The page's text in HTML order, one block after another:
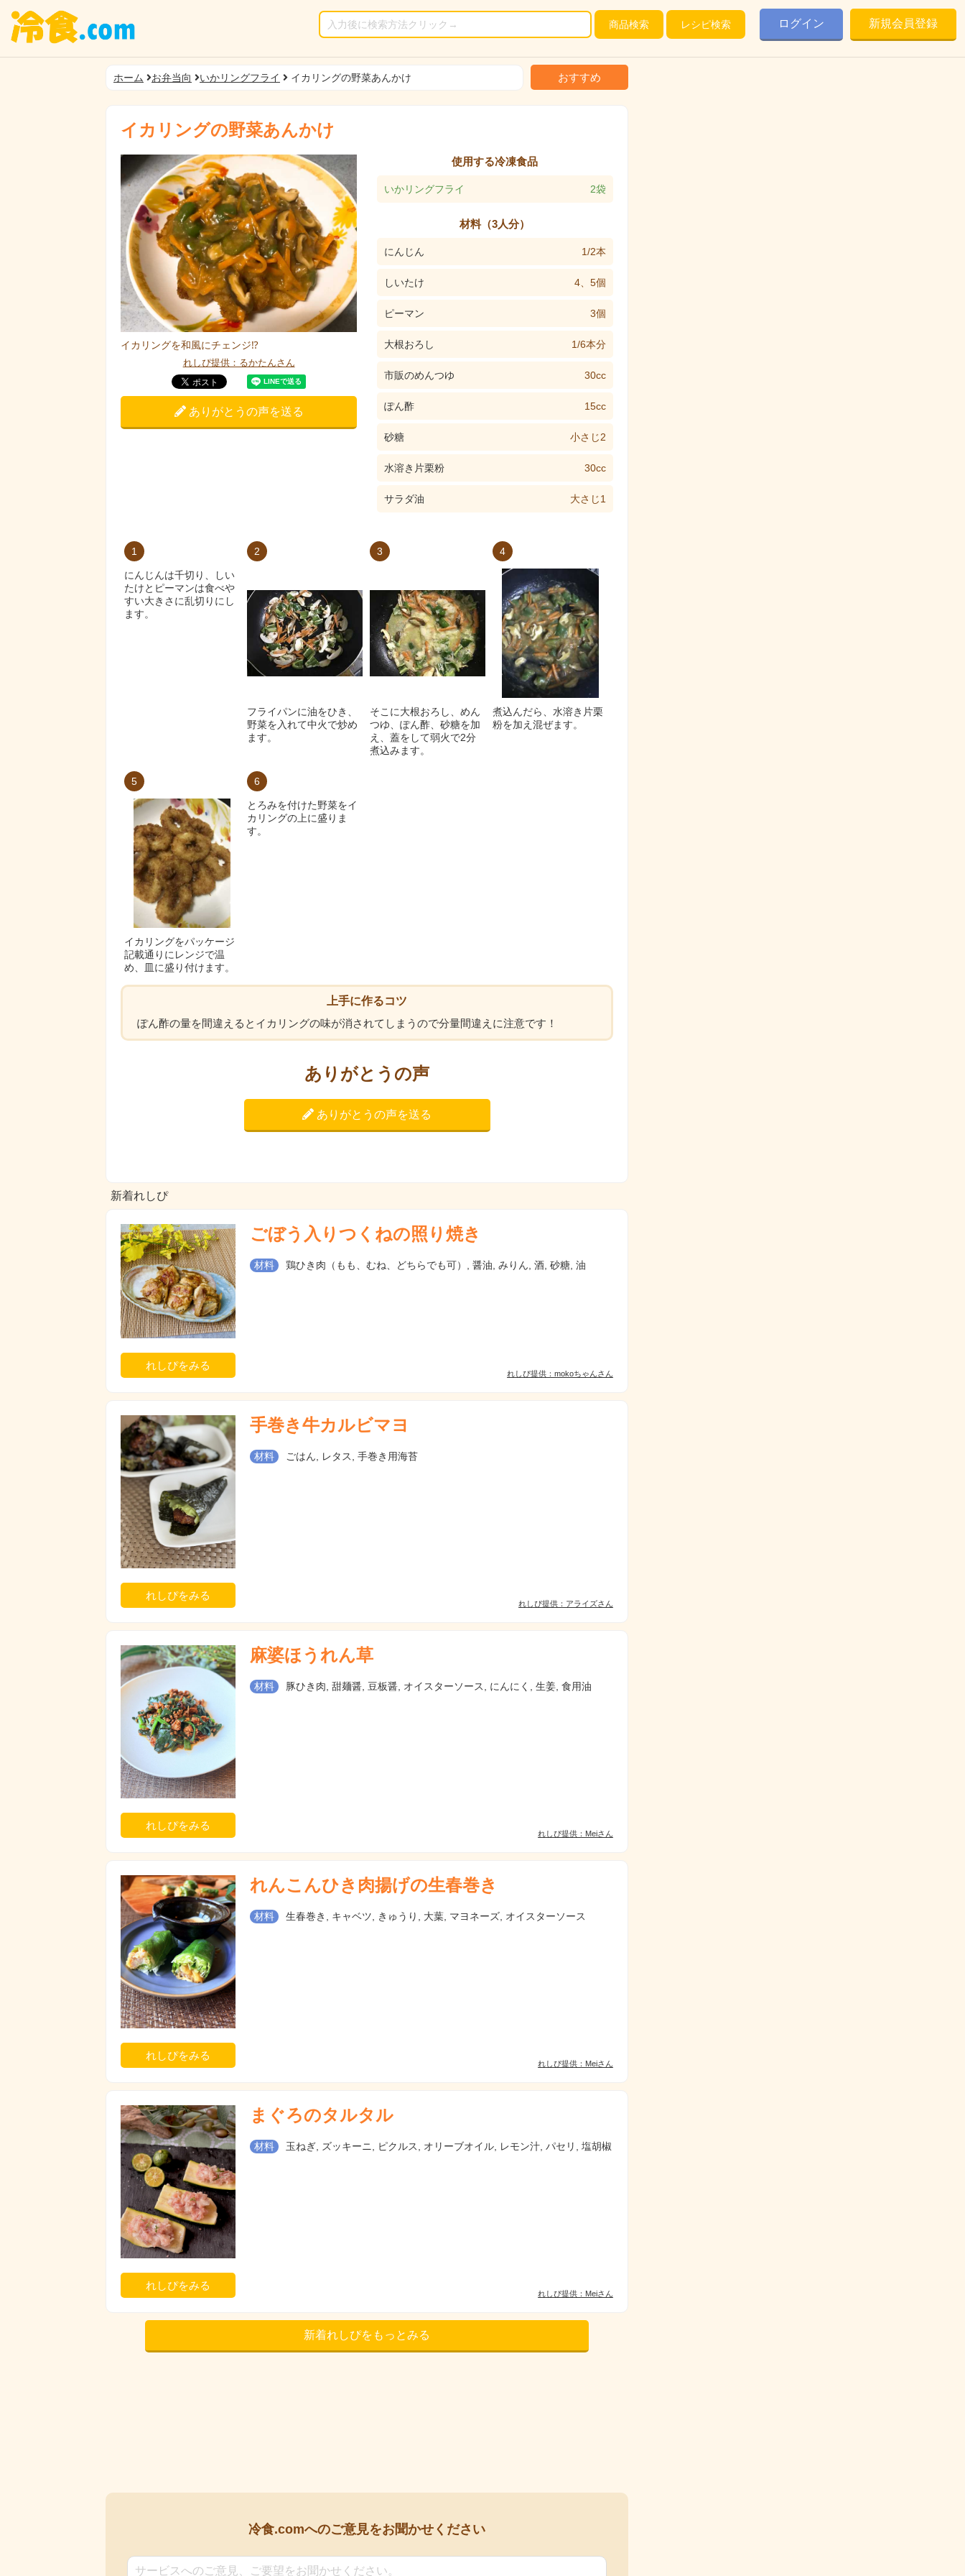
商品検索 レシピ検索 ログイン 新規会員登録
ホーム お弁当向 いかリングフライ イカリングの野菜あんかけ おすすめ
イカリングの野菜あんかけ
イカリングを和風にチェンジ⁉︎
れしぴ提供：るかたんさん
ありがとうの声を送る
使用する冷凍食品
いかリングフライ 2袋
材料（3人分）
にんじん 1/2本
しいたけ 4、5個
ピーマン 3個
大根おろし 1/6本分
市販のめんつゆ 30cc
ぽん酢 15cc
砂糖 小さじ2
水溶き片栗粉 30cc
サラダ油 大さじ1
1
にんじんは千切り、しい
たけとピーマンは食べや
すい大きさに乱切りにし
ます。
2
フライパンに油をひき、
野菜を入れて中火で炒め
ます。
3
そこに大根おろし、めん
つゆ、ぽん酢、砂糖を加
え、蓋をして弱火で2分
煮込みます。
4
煮込んだら、水溶き片栗
粉を加え混ぜます。
5
イカリングをパッケージ
記載通りにレンジで温
め、皿に盛り付けます。
6
とろみを付けた野菜をイ
カリングの上に盛りま
す。
上手に作るコツ
ぽん酢の量を間違えるとイカリングの味が消されてしまうので分量間違えに注意です！
ありがとうの声
ありがとうの声を送る
新着れしぴ
れしぴをみる
ごぼう入りつくねの照り焼き
材料 鶏ひき肉（もも、むね、どちらでも可）, 醤油, みりん, 酒, 砂糖, 油
れしぴ提供：mokoちゃんさん
れしぴをみる
手巻き牛カルビマヨ
材料 ごはん, レタス, 手巻き用海苔
れしぴ提供：アライズさん
れしぴをみる
麻婆ほうれん草
材料 豚ひき肉, 甜麺醤, 豆板醤, オイスターソース, にんにく, 生姜, 食用油
れしぴ提供：Meiさん
れしぴをみる
れんこんひき肉揚げの生春巻き
材料 生春巻き, キャベツ, きゅうり, 大葉, マヨネーズ, オイスターソース
れしぴ提供：Meiさん
れしぴをみる
まぐろのタルタル
材料 玉ねぎ, ズッキーニ, ピクルス, オリーブオイル, レモン汁, パセリ, 塩胡椒
れしぴ提供：Meiさん
新着れしぴをもっとみる
冷食.comへのご意見をお聞かせください